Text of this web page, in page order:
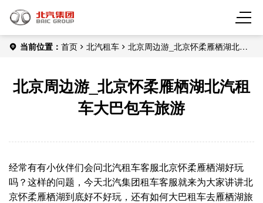
当前位置： 首页 北汽租车
北京周边游_北京怀柔雁栖湖北汽
北京周边游_北京怀柔雁栖湖北汽租
车大巴包车旅游
经常有有小伙伴们会问北汽租车客服北京怀柔雁栖湖好玩
吗？这样的问题，今天北汽集团租车客服就来为大家讲讲北
京怀柔雁栖湖到底好不好玩，还有如何大巴租车去雁栖湖旅